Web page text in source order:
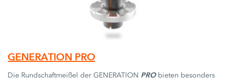
GENERATION PRO
Die Rundschaftmeißel der GENERATION PRObieten besonders